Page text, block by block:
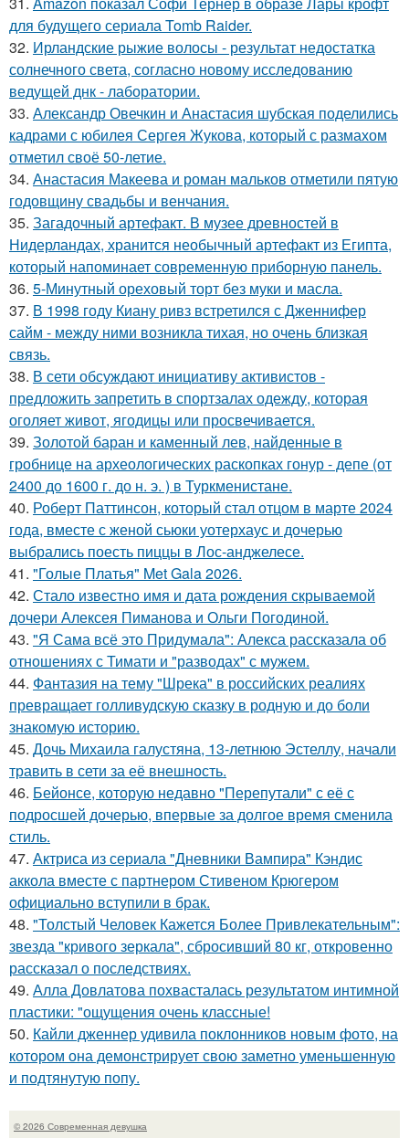
для будущего сериала Tomb Raider.
32. Ирландские рыжие волосы - результат недостатка
солнечного света, согласно новому исследованию
ведущей днк - лаборатории.
33. Александр Овечкин и Анастасия шубская поделились
кадрами с юбилея Сергея Жукова, который с размахом
отметил своё 50-летие.
34. Анастасия Макеева и роман мальков отметили пятую
годовщину свадьбы и венчания.
35. Загадочный артефакт. В музее древностей в
Нидерландах, хранится необычный артефакт из Египта,
который напоминает современную приборную панель.
36. 5-Минутный ореховый торт без муки и масла.
37. В 1998 году Киану ривз встретился с Дженнифер
сайм - между ними возникла тихая, но очень близкая
связь.
38. В сети обсуждают инициативу активистов -
предложить запретить в спортзалах одежду, которая
оголяет живот, ягодицы или просвечивается.
39. Золотой баран и каменный лев, найденные в
гробнице на археологических раскопках гонур - депе (от
2400 до 1600 г. до н. э. ) в Туркменистане.
40. Роберт Паттинсон, который стал отцом в марте 2024
года, вместе с женой сьюки уотерхаус и дочерью
выбрались поесть пиццы в Лос-анджелесе.
41. "Голые Платья" Met Gala 2026.
42. Стало известно имя и дата рождения скрываемой
дочери Алексея Пиманова и Ольги Погодиной.
43. "Я Сама всё это Придумала": Алекса рассказала об
отношениях с Тимати и "разводах" с мужем.
44. Фантазия на тему "Шрека" в российских реалиях
превращает голливудскую сказку в родную и до боли
знакомую историю.
45. Дочь Михаила галустяна, 13-летнюю Эстеллу, начали
травить в сети за её внешность.
46. Бейонсе, которую недавно "Перепутали" с её с
подросшей дочерью, впервые за долгое время сменила
стиль.
47. Актриса из сериала "Дневники Вампира" Кэндис
аккола вместе с партнером Стивеном Крюгером
официально вступили в брак.
48. "Толстый Человек Кажется Более Привлекательным":
звезда "кривого зеркала", сбросивший 80 кг, откровенно
рассказал о последствиях.
49. Алла Довлатова похвасталась результатом интимной
пластики: "ощущения очень классные!
50. Кайли дженнер удивила поклонников новым фото, на
котором она демонстрирует свою заметно уменьшенную
и подтянутую попу.
© 2026 Современная девушка